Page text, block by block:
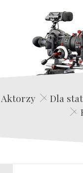
Aktorzy Dla